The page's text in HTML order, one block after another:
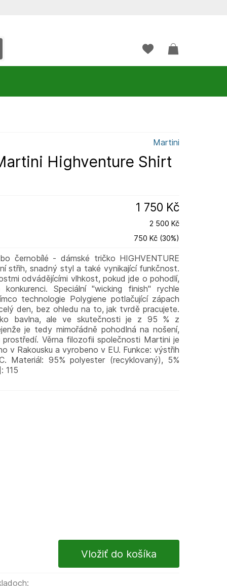
Martini
Highventure Shirt
1 750 Kč
2 500 Kč
750 Kč (30%)
černobílé - dámské tričko HIGHVENTURE
střih, snadný styl a také vynikající funkčnost.
odvádějícími vlhkost, pokud jde o pohodlí,
konkurenci. Speciální "wicking finish" rychle
technologie Polygiene potlačující zápach
den, bez ohledu na to, jak tvrdě pracujete.
bavlna, ale ve skutečnosti je z 95 % z
je tedy mimořádně pohodlná na nošení,
Věrna filozofii společnosti Martini je
v Rakousku a vyrobeno v EU. Funkce: výstřih
Materiál: 95% polyester (recyklovaný), 5%
115